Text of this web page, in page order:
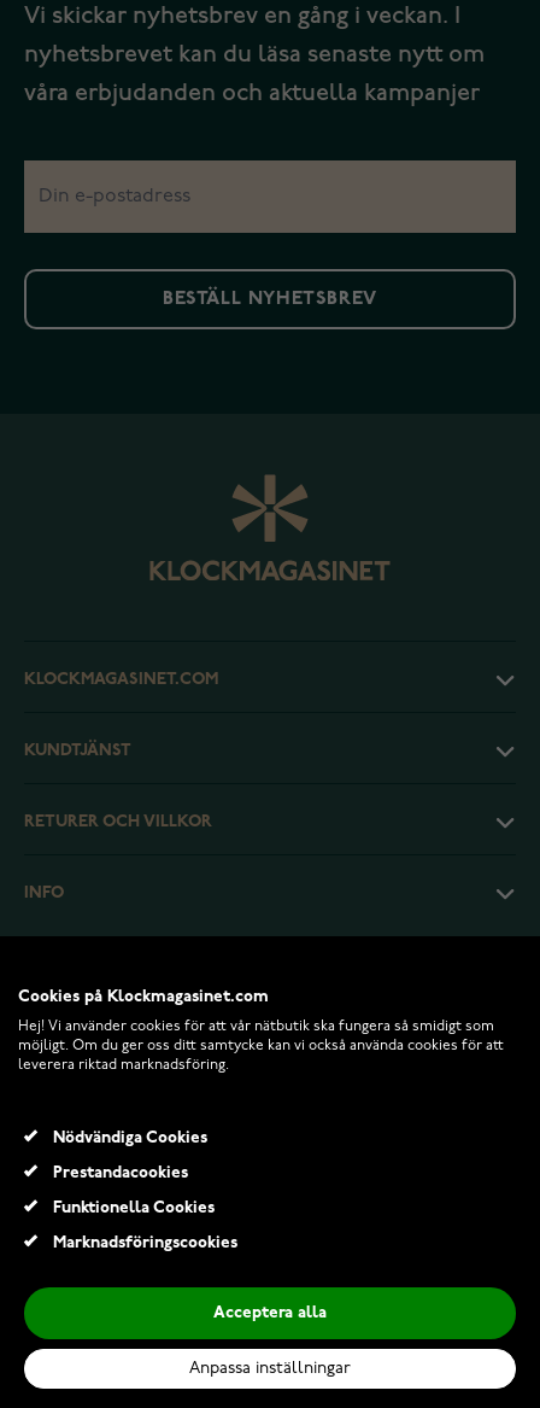
Vi skickar nyhetsbrev en gång i veckan. I
nyhetsbrevet kan du läsa senaste nytt om
våra erbjudanden och aktuella kampanjer
BESTÄLL NYHETSBREV
KLOCKMAGASINET.COM
KUNDTJÄNST
RETURER OCH VILLKOR
INFO
Lägg till i kundvagn
Cookies på Klockmagasinet.com
Hej! Vi använder cookies för att vår nätbutik ska fungera så smidigt som
möjligt. Om du ger oss ditt samtycke kan vi också använda cookies för att
leverera riktad marknadsföring.
Nödvändiga Cookies
Prestandacookies
Funktionella Cookies
Marknadsföringscookies
Acceptera alla
Anpassa inställningar